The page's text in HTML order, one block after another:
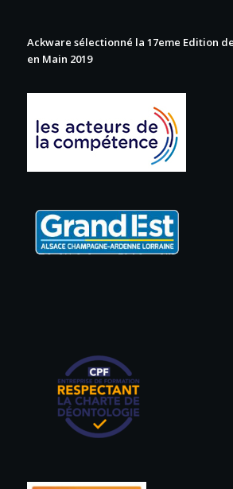
Ackware sélectionné la 17eme Edition
en Main 2019